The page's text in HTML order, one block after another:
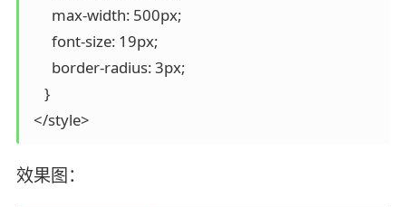
      max-width: 500px;
      font-size: 19px;
      border-radius: 3px;
    }
</style>
效果图：